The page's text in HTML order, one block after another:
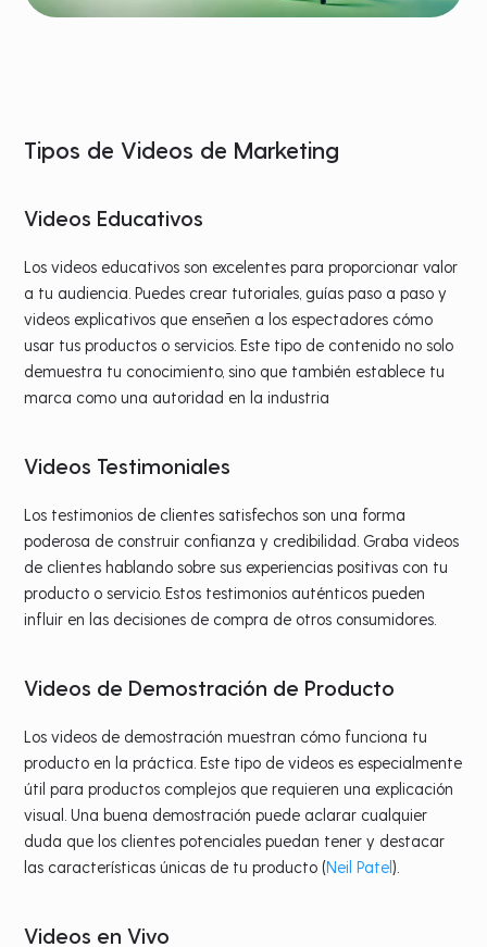
Tipos de Videos de Marketing
Videos Educativos
Los videos educativos son excelentes para proporcionar valor
a tu audiencia. Puedes crear tutoriales, guías paso a paso y
videos explicativos que enseñen a los espectadores cómo
usar tus productos o servicios. Este tipo de contenido no solo
demuestra tu conocimiento, sino que también establece tu
marca como una autoridad en la industria​
Videos Testimoniales
Los testimonios de clientes satisfechos son una forma
poderosa de construir confianza y credibilidad. Graba videos
de clientes hablando sobre sus experiencias positivas con tu
producto o servicio. Estos testimonios auténticos pueden
influir en las decisiones de compra de otros consumidores.
Videos de Demostración de Producto
Los videos de demostración muestran cómo funciona tu
producto en la práctica. Este tipo de videos es especialmente
útil para productos complejos que requieren una explicación
visual. Una buena demostración puede aclarar cualquier
duda que los clientes potenciales puedan tener y destacar
las características únicas de tu producto​ (Neil Patel)
Videos en Vivo